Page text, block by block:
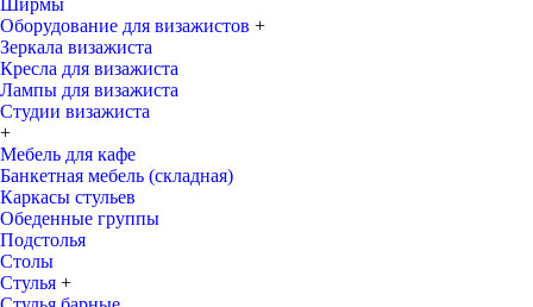
Ширмы
Оборудование для визажистов +
Зеркала визажиста
Кресла для визажиста
Лампы для визажиста
Студии визажиста
+
Мебель для кафе
Банкетная мебель (складная)
Каркасы стульев
Обеденные группы
Подстолья
Столы
Стулья +